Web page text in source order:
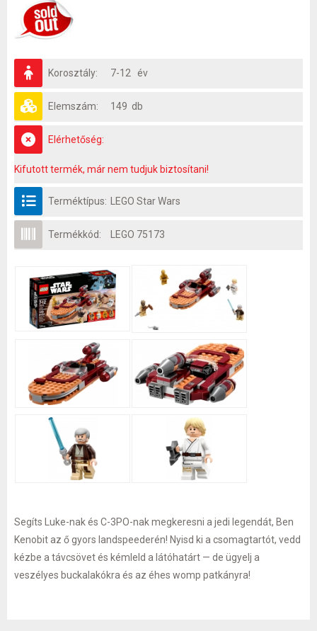
Korosztály: 7-12 év
Elemszám: 149 db
Elérhetőség:
Kifutott termék, már nem tudjuk biztosítani!
Terméktípus: LEGO Star Wars
Termékkód: LEGO 75173
Segíts Luke-nak és C-3PO-nak megkeresni a jedi legendát, Ben
Kenobit az ő gyors landspeederén! Nyisd ki a csomagtartót, vedd
kézbe a távcsövet és kémleld a látóhatárt — de ügyelj a
veszélyes buckalakókra és az éhes womp patkányra!